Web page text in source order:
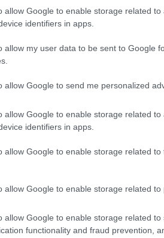
allow Google to enable storage related
identifiers in apps.
allow my user data to be sent to Google
allow Google to send me personalized
allow Google to enable storage related to
identifiers in apps.
allow Google to enable storage related
allow Google to enable storage related to
allow Google to enable storage related to
functionality and fraud prevention,
Válás